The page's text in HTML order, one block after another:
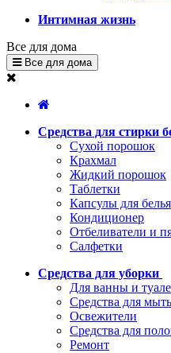
Интимная жизнь
Все для дома
Все для дома
Средства для стирки
Сухой порошок
Крахмал
Жидкий порошок
Таблетки
Капсулы для белья
Кондиционер
Отбеливатели и
Салфетки
Средства для уборки
Для ванны и
Средства для
Освежители
Средства для
Ремонт